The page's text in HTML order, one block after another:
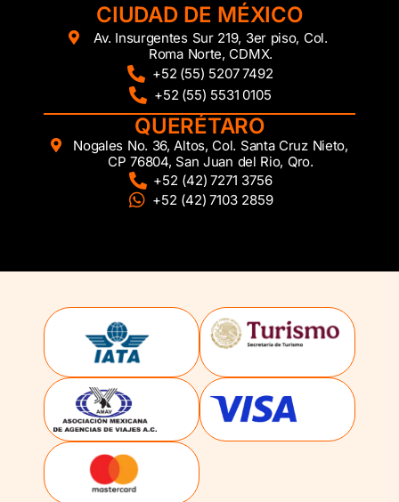
CIUDAD DE MÉXICO
Av. Insurgentes Sur 219, 3er piso, Col.
Roma Norte, CDMX.
+52 (55) 5207 7492
+52 (55) 5531 0105
QUERÉTARO
Nogales No. 36, Altos, Col. Santa Cruz Nieto,
CP 76804, San Juan del Rio, Qro.
+52 (42) 7271 3756
+52 (42) 7103 2859